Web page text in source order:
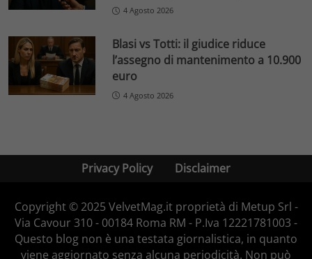
4 Agosto 2026
Blasi vs Totti: il giudice riduce
l’assegno di mantenimento a 10.900
euro
4 Agosto 2026
Privacy Policy Disclaimer
Copyright © 2025 VelvetMag.it proprietà di Metup Srl -
Via Cavour 310 - 00184 Roma RM - P.Iva 12221781003 -
Questo blog non è una testata giornalistica, in quanto
viene aggiornato senza alcuna periodicità. Non può